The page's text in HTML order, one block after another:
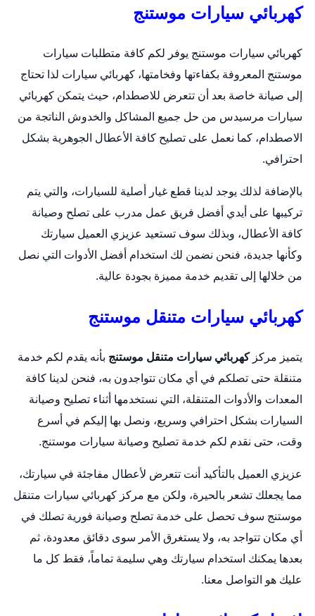
كهربائي سيارات موستنج
كهربائي سيارات موستنج يوفر لكم كافة متطلبات سيارات
موستنج المعروفة بكفاءتها وفخامتها، كهربائي سيارات لذا تحتاج
إلى صيانة خاصة بعد أن تتعرض للاصطدام، حيث يتمكن كهربائي
سيارات مرسيدس من حل جميع المشاكل والخدوش الناتجة من
الاصطدام، كما نعمل على تصليح كافة الأعطال الجوهرية بشكل
احترافي.
بالإضافة لذلك يوجد لدينا قطع غيار أصلية للسيارات، والتي يتم
تركيبها على أيدي أفضل فريق عمل مدرب على تصلح وصيانة
كافة الأعطال، وبذلك سوف تستعيد عزيزي العميل سيارتك
وكأنها جديدة، فنحن نضمن لك استخدام أفضل الأدوات التي نصل
من خلالها إلى تقديم خدمة مميزة بجودة عالية.
كهربائي سيارات متنقل موستنج
يتميز مركزكهربائي سيارات متنقل موستنج بأنه يقدم لكم خدمة
متنقلة حتى تصلكم في أي مكان تتواجدون به، فنحن لدينا كافة
المعدات والأدوات المتنقلة، التي نستخدمها أثناء تصليح وصيانة
السيارات بشكل احترافي وسريع، ونصل بها إليكم في أسرع
وقت، حتى نقدم لكم خدمة تصليح وصيانة سيارات موستنج.
عزيزي العميل بالتأكيد أنت تتعرض لأعطال مفاجئة في سيارتك،
مما يجعلك تشعر بالحيرة، ولكن مع مركز كهربائي سيارات متنقل
موستنج سوف تحصل على خدمة تصلح وصيانة فورية تصلك في
أي مكان تتواجد به، ولا يستغرق الأمر سوى دقائق معدودة، ثم
بعدها يمكنك استخدام سيارتك وهي سليمة تماماً، فقط كل ما
عليك هو التواصل معنا.